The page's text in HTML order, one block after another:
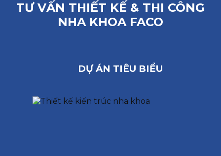
TƯ VẤN THIẾT KẾ & THI CÔNG
NHA KHOA FACO
DỰ ÁN TIÊU BIỂU